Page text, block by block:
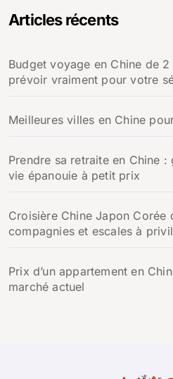
Articles récents
Budget voyage en Chine de
prévoir vraiment pour votre
Meilleures villes en Chine
Prendre sa retraite en Chine
vie épanouie à petit prix
Croisière Chine Japon Corée
compagnies et escales à
Prix d’un appartement en
marché actuel